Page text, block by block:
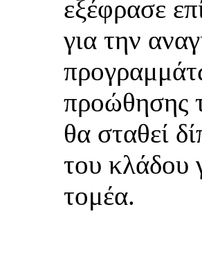
εξέφρασε
για την
προώθησης
θα σταθεί
του κλάδου
τομέα.